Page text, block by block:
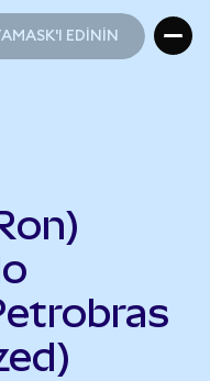
EDİNİN